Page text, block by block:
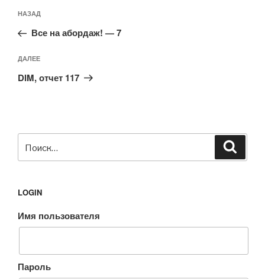
по
записям
Предыдущая
запись:
НАЗАД
Все на абордаж! — 7
Следующая
запись
ДАЛЕЕ
DIM, отчет 117
LOGIN
Имя пользователя
Пароль